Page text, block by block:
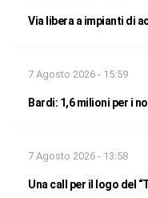
Via libera a impianti di
7 Agosto 2026 - 15:59
Bardi: 1,6 milioni per i
7 Agosto 2026 - 13:58
Una call per il logo del